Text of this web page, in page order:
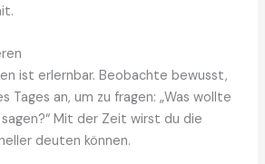
ist erlernbar. Beobachte bewusst,
Tages an, um zu fragen: „Was wollte
Mit der Zeit wirst du die
deuten können.